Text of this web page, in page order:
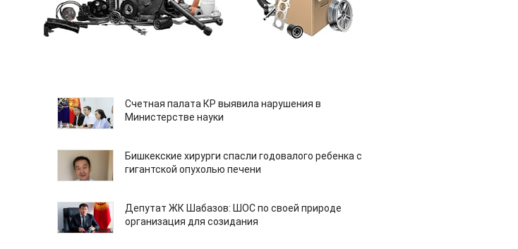
Счетная палата КР выявила нарушения в
Министерстве науки
Бишкекские хирурги спасли годовалого ребенка с
гигантской опухолью печени
Депутат ЖК Шабазов: ШОС по своей природе
организация для созидания